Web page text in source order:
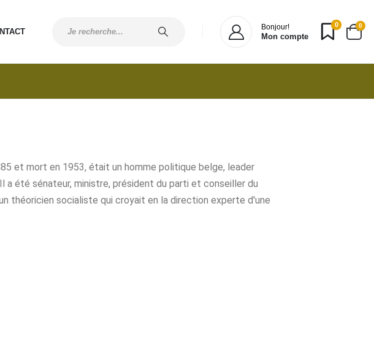
Bonjour!
Mon compte
0 0
et mort en 1953, était un homme politique belge, leader
a été sénateur, ministre, président du parti et conseiller du
théoricien socialiste qui croyait en la direction experte d'une